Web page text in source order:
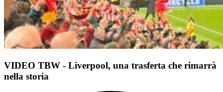
VIDEO TBW - Liverpool, una trasferta che rimarrà
nella storia